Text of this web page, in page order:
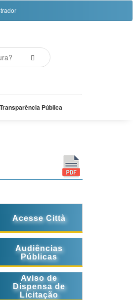
Pública
Acesse Città
Audiências
Públicas
Aviso de
Dispensa de
Licitação